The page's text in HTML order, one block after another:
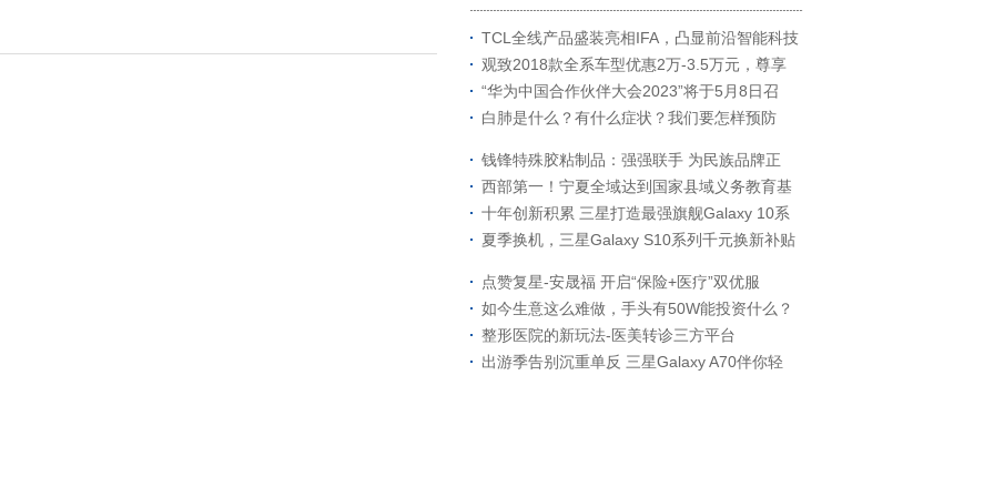
TCL全线产品盛装亮相IFA，凸显前沿智能科技
观致2018款全系车型优惠2万-3.5万元，尊享
“华为中国合作伙伴大会2023”将于5月8日召
白肺是什么？有什么症状？我们要怎样预防
钱锋特殊胶粘制品：强强联手 为民族品牌正
西部第一！宁夏全域达到国家县域义务教育基
十年创新积累 三星打造最强旗舰Galaxy 10系
夏季换机，三星Galaxy S10系列千元换新补贴
点赞复星-安晟福 开启“保险+医疗”双优服
如今生意这么难做，手头有50W能投资什么？
整形医院的新玩法-医美转诊三方平台
出游季告别沉重单反 三星Galaxy A70伴你轻